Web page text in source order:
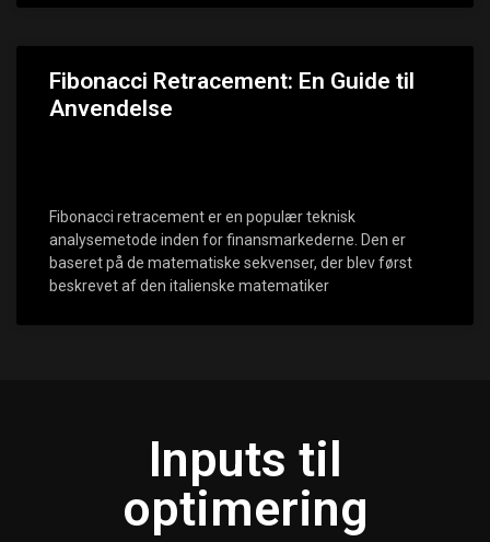
Fibonacci Retracement: En Guide til
Anvendelse
Fibonacci retracement er en populær teknisk
analysemetode inden for finansmarkederne. Den er
baseret på de matematiske sekvenser, der blev først
beskrevet af den italienske matematiker
Inputs til
optimering